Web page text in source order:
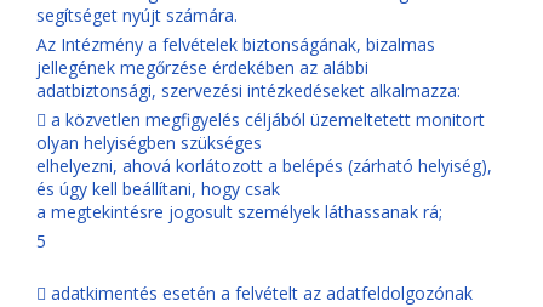
segítséget nyújt számára.
Az Intézmény a felvételek biztonságának, bizalmas
jellegének megőrzése érdekében az alábbi
adatbiztonsági, szervezési intézkedéseket alkalmazza:
 a közvetlen megfigyelés céljából üzemeltetett monitort
olyan helyiségben szükséges
elhelyezni, ahová korlátozott a belépés (zárható helyiség),
és úgy kell beállítani, hogy csak
a megtekintésre jogosult személyek láthassanak rá;
5
 adatkimentés esetén a felvételt az adatfeldolgozónak